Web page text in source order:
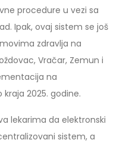
procedure u vezi sa
Ipak, ovaj sistem se još
zdravlja na
Vračar, Zemun i
na
2025. godine.
lekarima da elektronski
sistem, a